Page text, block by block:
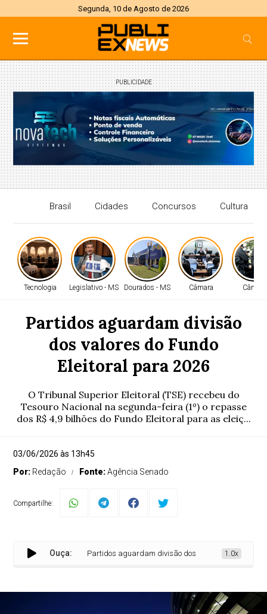
Segunda, 10 de Agosto de 2026
PUBLICIDADE
Brasil Cidades Concursos Cultura
Tecnologia Legislativo - MS Dourados - MS Câmara Câmara
Partidos aguardam divisão
dos valores do Fundo
Eleitoral para 2026
O Tribunal Superior Eleitoral (TSE) recebeu do
Tesouro Nacional na segunda-feira (1º) o repasse
dos R$ 4,9 bilhões do Fundo Eleitoral para as eleiç...
03/06/2026 às 13h45
Por: Redação Fonte:Agência Senado
Compartilhe:
Ouça:Partidos aguardam divisão dos valores do Fundo
1.0x